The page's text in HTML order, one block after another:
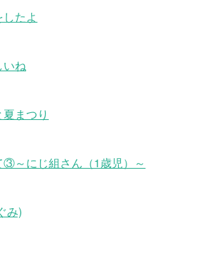
たよ
ね
まつり
③～にじ組さん（1歳児）～
み)